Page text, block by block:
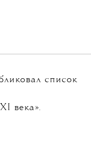
список
века».